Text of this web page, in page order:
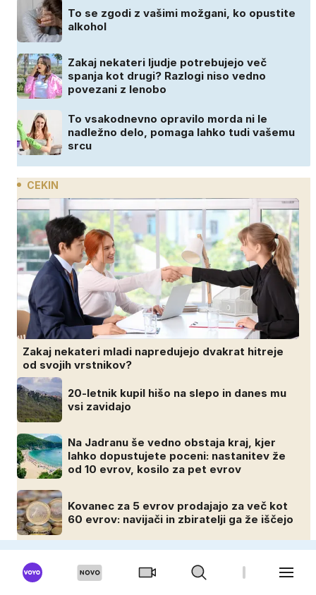
To se zgodi z vašimi možgani, ko opustite
alkohol
Zakaj nekateri ljudje potrebujejo več
spanja kot drugi? Razlogi niso vedno
povezani z lenobo
To vsakodnevno opravilo morda ni le
nadležno delo, pomaga lahko tudi vašemu
srcu
CEKIN
Zakaj nekateri mladi napredujejo dvakrat hitreje
od svojih vrstnikov?
20-letnik kupil hišo na slepo in danes mu
vsi zavidajo
Na Jadranu še vedno obstaja kraj, kjer
lahko dopustujete poceni: nastanitev že
od 10 evrov, kosilo za pet evrov
Kovanec za 5 evrov prodajajo za več kot
60 evrov: navijači in zbiratelji ga že iščejo
MOSKISVET